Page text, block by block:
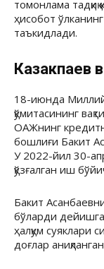
томонлама
ҳисобот
таъкидлади.
Казакпаев
18-июнда
қўмитасининг
ОАЖнинг
бошлиғи Бакит
У 2022-йил 30-
қўзғалган иш
Бакит
бўларди
ҳалқум суяклари
доғлар